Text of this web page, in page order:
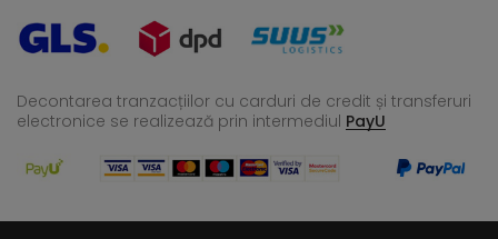
Decontarea tranzacțiilor cu carduri de credit și transferuri
electronice se realizează prin intermediul PayU